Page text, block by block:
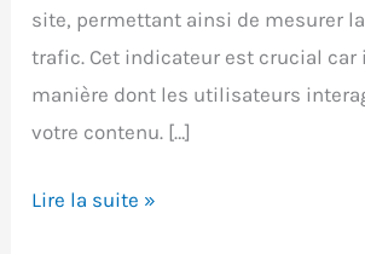
site, permettant ainsi de mesurer
trafic. Cet indicateur est crucial car
manière dont les utilisateurs
votre contenu. […]
Taux
Lire la suite »